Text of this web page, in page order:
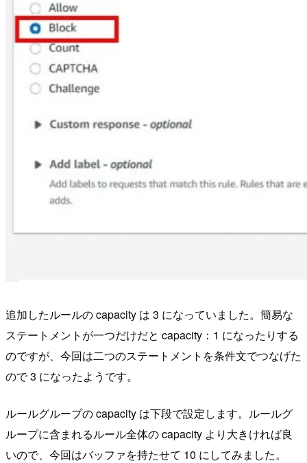
追加したルールの capacity は 3 になっていました。簡易な
ステートメントが一つだけだと capacity：1 になったりする
のですが、今回は二つのステートメントを条件文でつなげた
ので 3 になったようです。
ルールグループの capacity は下段で設定します。ルールグ
ループに含まれるルール全体の capacity より大きければ良
いので、今回はバッファを持たせて 10 にしてみました。